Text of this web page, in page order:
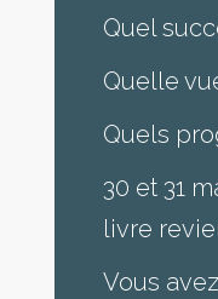
Quel
Quelle
Quels
30 et 31
livre
Vous